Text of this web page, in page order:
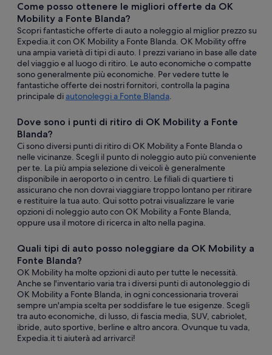
Come posso ottenere le migliori offerte da OK
Mobility a Fonte Blanda?
Scopri fantastiche offerte di auto a noleggio al miglior prezzo su
Expedia.it con OK Mobility a Fonte Blanda. OK Mobility offre
una ampia varietà di tipi di auto. I prezzi variano in base alle date
del viaggio e al luogo di ritiro. Le auto economiche o compatte
sono generalmente più economiche. Per vedere tutte le
fantastiche offerte dei nostri fornitori, controlla la pagina
principale di autonoleggi a Fonte Blanda.
Dove sono i punti di ritiro di OK Mobility a Fonte
Blanda?
Ci sono diversi punti di ritiro di OK Mobility a Fonte Blanda o
nelle vicinanze. Scegli il punto di noleggio auto più conveniente
per te. La più ampia selezione di veicoli è generalmente
disponibile in aeroporto o in centro. Le filiali di quartiere ti
assicurano che non dovrai viaggiare troppo lontano per ritirare
e restituire la tua auto. Qui sotto potrai visualizzare le varie
opzioni di noleggio auto con OK Mobility a Fonte Blanda,
oppure usa il motore di ricerca in alto nella pagina.
Quali tipi di auto posso noleggiare da OK Mobility a
Fonte Blanda?
OK Mobility ha molte opzioni di auto per tutte le necessità.
Anche se l'inventario varia tra i diversi punti di autonoleggio di
OK Mobility a Fonte Blanda, in ogni concessionaria troverai
sempre un'ampia scelta per soddisfare le tue esigenze. Scegli
tra auto economiche, di lusso, di fascia media, SUV, cabriolet,
ibride, auto sportive, berline e altro ancora. Ovunque tu vada,
Expedia.it ti aiuterà ad arrivarci!